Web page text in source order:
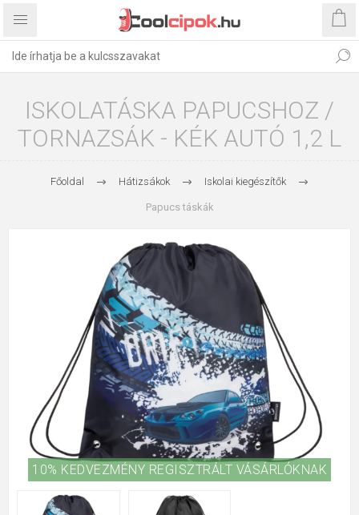
ISKOLATÁSKA PAPUCSHOZ /
TORNAZSÁK - KÉK AUTÓ 1,2 L
Főoldal Hátizsákok Iskolai kiegészítők
Papucs táskák
10% KEDVEZMÉNY REGISZTRÁLT VÁSÁRLÓKNAK